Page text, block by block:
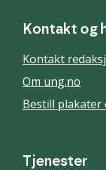
Kontakt og
Kontakt
Om ung.no
Bestill
Tjenester